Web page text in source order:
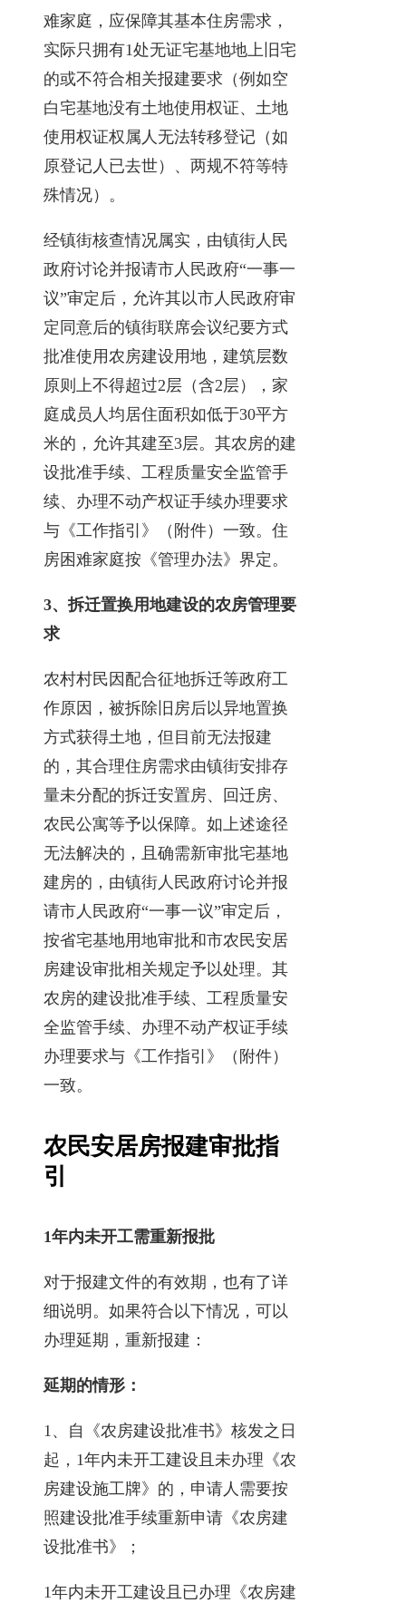
难家庭，应保障其基本住房需求，
实际只拥有1处无证宅基地地上旧宅
的或不符合相关报建要求（例如空
白宅基地没有土地使用权证、土地
使用权证权属人无法转移登记（如
原登记人已去世）、两规不符等特
殊情况）。
经镇街核查情况属实，由镇街人民
政府讨论并报请市人民政府“一事一
议”审定后，允许其以市人民政府审
定同意后的镇街联席会议纪要方式
批准使用农房建设用地，建筑层数
原则上不得超过2层（含2层），家
庭成员人均居住面积如低于30平方
米的，允许其建至3层。其农房的建
设批准手续、工程质量安全监管手
续、办理不动产权证手续办理要求
与《工作指引》（附件）一致。住
房困难家庭按《管理办法》界定。
3、拆迁置换用地建设的农房管理要
求
农村村民因配合征地拆迁等政府工
作原因，被拆除旧房后以异地置换
方式获得土地，但目前无法报建
的，其合理住房需求由镇街安排存
量未分配的拆迁安置房、回迁房、
农民公寓等予以保障。如上述途径
无法解决的，且确需新审批宅基地
建房的，由镇街人民政府讨论并报
请市人民政府“一事一议”审定后，
按省宅基地用地审批和市农民安居
房建设审批相关规定予以处理。其
农房的建设批准手续、工程质量安
全监管手续、办理不动产权证手续
办理要求与《工作指引》（附件）
一致。
农民安居房报建审批指
引
1年内未开工需重新报批
对于报建文件的有效期，也有了详
细说明。如果符合以下情况，可以
办理延期，重新报建：
延期的情形：
1、自《农房建设批准书》核发之日
起，1年内未开工建设且未办理《农
房建设施工牌》的，申请人需要按
照建设批准手续重新申请《农房建
设批准书》；
1年内未开工建设且已办理《农房建